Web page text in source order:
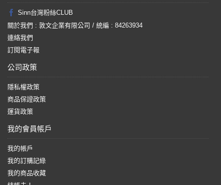
Sinn台灣粉絲CLUB
關於我們 : 敦文企業有限公司 / 統編 : 84263934
連絡我們
訂閱電子報
公司政策
隱私權政策
商品保證政策
運貨政策
我的會員帳戶
我的帳戶
我的訂購記綠
我的商品收藏